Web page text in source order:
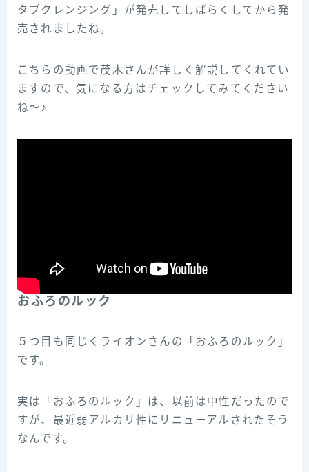
タブクレンジング」が発売してしばらくしてから発
売されましたね。
こちらの動画で茂木さんが詳しく解説してくれてい
ますので、気になる方はチェックしてみてください
ね～♪
おふろのルック
５つ目も同じくライオンさんの「おふろのルック」
です。
実は「おふろのルック」は、以前は中性だったので
すが、最近弱アルカリ性にリニューアルされたそう
なんです。